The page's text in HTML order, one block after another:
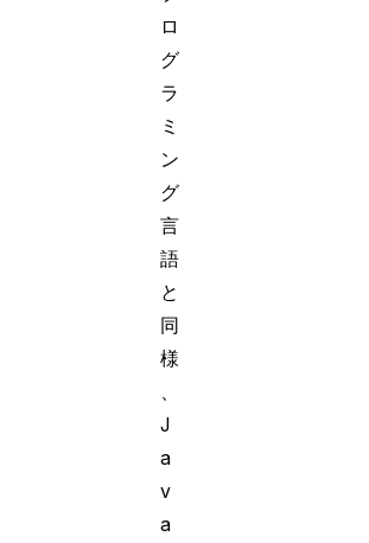
ロ
グ
ラ
ミ
ン
グ
言
語
と
同
様
J
a
v
a